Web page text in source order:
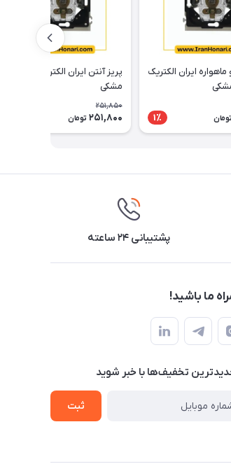
ایران الکتریک
تومان 1٪
پریز آنتن ایران الکتریک مدل ارس
مشکی
251,850
251,800 تومان
پشتیبانی ۲۴ ساعته
ما باشید!
تخفیف‌ها با‌ خبر شوید
ثبت